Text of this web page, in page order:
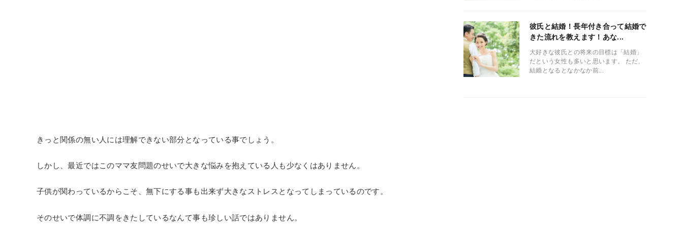
きっと関係の無い人には理解できない部分となっている事でしょう。
しかし、最近ではこのママ友問題のせいで大きな悩みを抱えている人も少なくはありません。
子供が関わっているからこそ、無下にする事も出来ず大きなストレスとなってしまっているのです。
そのせいで体調に不調をきたしているなんて事も珍しい話ではありません。
彼氏と結婚！長年付き合って結婚で
きた流れを教えます！あな...
大好きな彼氏との将来の目標は「結婚」
だという女性も多いと思います。 ただ、
結婚となるとなかなか前...